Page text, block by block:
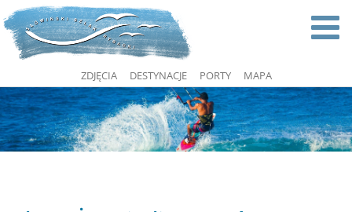
ZDJĘCIA DESTYNACJE PORTY MAPA